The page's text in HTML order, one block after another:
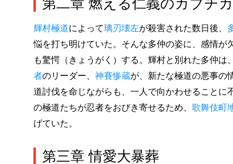
輝村極道によって璃刃壊左が殺害された数日後、
悩を打ち明けていた。そんな多仲の姿に、感情
も驚愕（きょうがく）する。輝村と別れた多仲は、
者のリーダー、 神賽惨蔵が、新たな極道の悪事の
道討伐を命じながらも、一人で向かわせることに
の極道たちが忍者をおびき寄せるため、 歌舞伎町
げていた。
第三章 情愛大暴葬